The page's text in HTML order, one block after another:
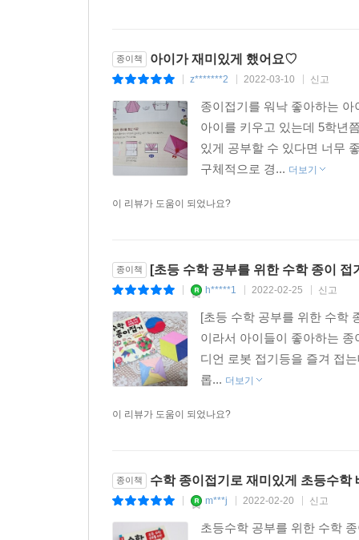
종이책 아이가 재미있게 했어요♡
z*******2 2022-03-10 신고
종이접기를 워낙 좋아하는
아이를 키우고 있는데 5학년
있게 공부할 수 있다면 너무
구체적으로 경... 더보기
이 리뷰가 도움이 되었나요?
종이책 [초등 수학 공부를 위한 수학 종이
h*****1 2022-02-25 신고
[초등 수학 공부를 위한 수학
이라서 아이들이 좋아하는
디언 로봇 접기등을 즐겨 접
롭... 더보기
이 리뷰가 도움이 되었나요?
종이책 수학 종이접기로 재미있게 초등수학
m***j 2022-02-20 신고
초등수학 공부를 위한 수학